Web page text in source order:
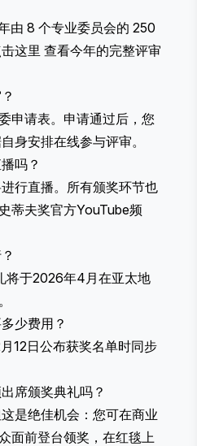
由 8 个专业委员会的 250
这里 查看今年的完整评审
申请表。申请通过后，您
身安排在线参与评审。
吗？
行直播。所有颁奖环节也
蒂夫奖官方YouTube频
将于2026年4月在亚太地
少费用？
12日公布获奖名单时同步
席颁奖典礼吗？
是绝佳机会：您可在商业
面前登台领奖，在红毯上